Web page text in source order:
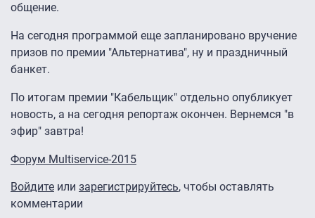
общение.
На сегодня программой еще запланировано вручение
призов по премии "Альтернатива", ну и праздничный
банкет.
По итогам премии "Кабельщик" отдельно опубликует
новость, а на сегодня репортаж окончен. Вернемся "в
эфир" завтра!
Форум Multiservice-2015
Войдите или зарегистрируйтесь, чтобы оставлять
комментарии